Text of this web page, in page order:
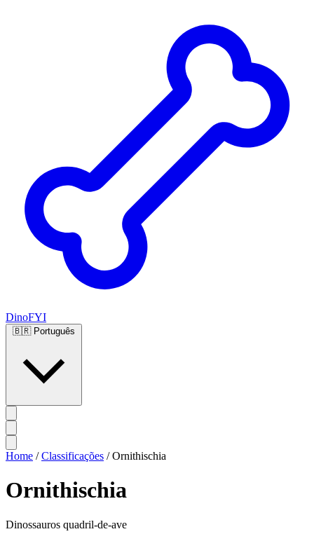
DinoFYI
🇧🇷 Português
Home / Classificações / Ornithischia
Ornithischia
Dinossauros quadril-de-ave